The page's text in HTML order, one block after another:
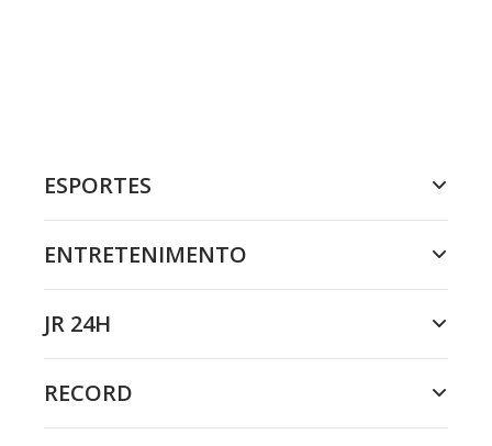
ESPORTES
ENTRETENIMENTO
JR 24H
RECORD